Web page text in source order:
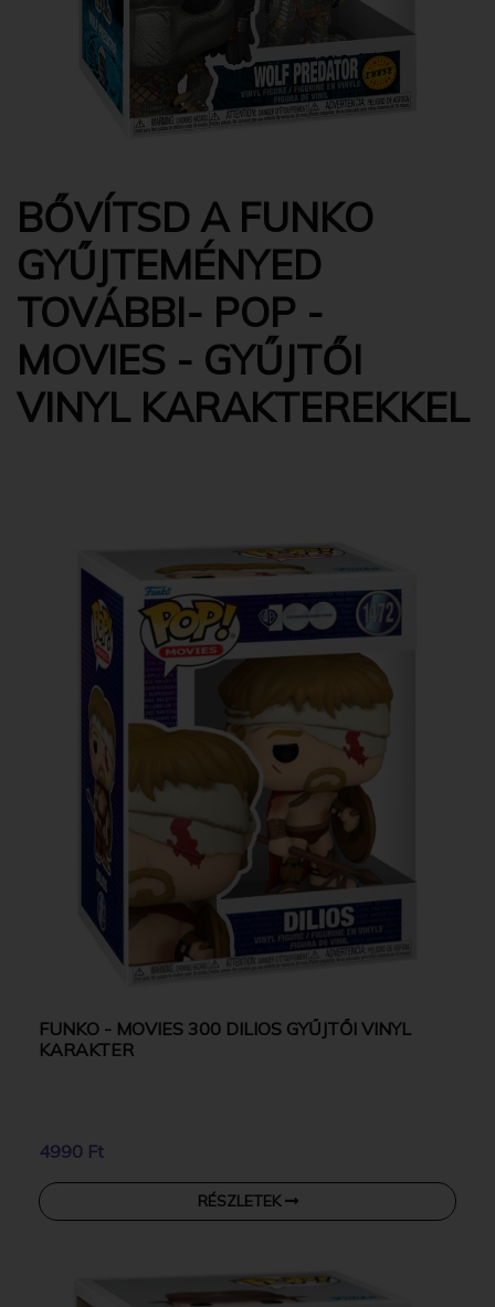
BŐVÍTSD A FUNKO
GYŰJTEMÉNYED
TOVÁBBI- POP -
MOVIES - GYŰJTŐI
VINYL KARAKTEREKKEL
FUNKO - MOVIES 300 DILIOS GYŰJTŐI VINYL
KARAKTER
4990 Ft
RÉSZLETEK